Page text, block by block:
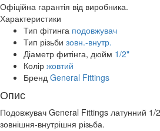
Офіційна гарантія від виробника.
Характеристики
Тип фітинга подовжувач
Тип різьби зовн.-внутр.
Діаметр фитінга, дюйм 1/2"
Колір жовтий
Бренд General Fittings
Опис
Подовжувач General Fittings латунний
зовнішня-внутрішня різьба.